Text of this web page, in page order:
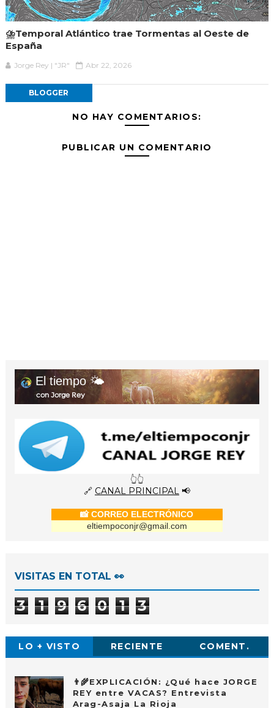
⛈️Temporal Atlántico trae Tormentas al Oeste de
España
Jorge Rey | "JR" Abr 22, 2026
BLOGGER
NO HAY COMENTARIOS:
PUBLICAR UN COMENTARIO
El tiempo 🌤️
con Jorge Rey
👆👆
🔗 CANAL PRINCIPAL📢
📸 CORREO ELECTRÓNICO
eltiempoconjr@gmail.com
VISITAS EN TOTAL 👀
3 1 9 6 0 1 3
LO + VISTO RECIENTE COMENT.
👨‍🌾EXPLICACIÓN: ¿Qué hace JORGE
REY entre VACAS? Entrevista
Arag-Asaja La Rioja